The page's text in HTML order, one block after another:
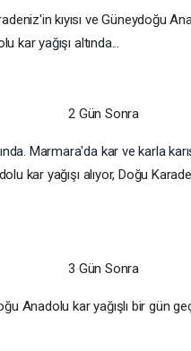
kıyısı ve Güneydoğu
kar yağışı altında...
Marmara'da kar ve karla
kar yağışı alıyor, Doğu
Anadolu kar yağışlı bir gün